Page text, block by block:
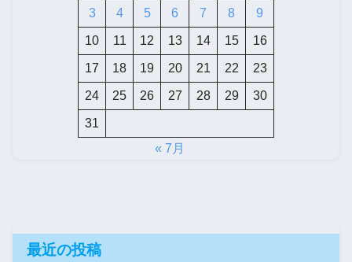
3 4 5 6 7 8 9
10 11 12 13 14 15 16
17 18 19 20 21 22 23
24 25 26 27 28 29 30
31
« 7月
最近の投稿